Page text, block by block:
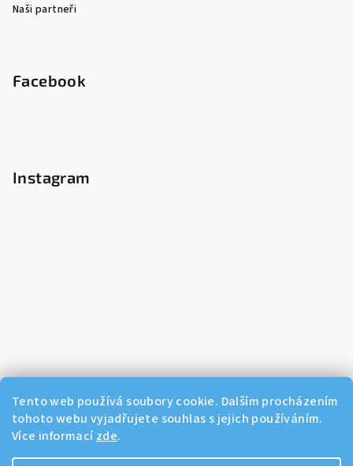
Tento web používá soubory cookie. Dalším procházením
tohoto webu vyjadřujete souhlas s jejich používáním.
Více informací zde.
Naši partneři
Facebook
Instagram
Sledovat na Instagramu